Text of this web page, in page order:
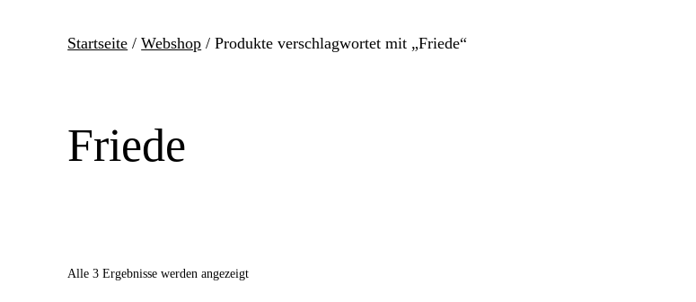
Startseite /Webshop / Produkte verschlagwortet mit „Friede“
Friede
Alle 3 Ergebnisse werden angezeigt